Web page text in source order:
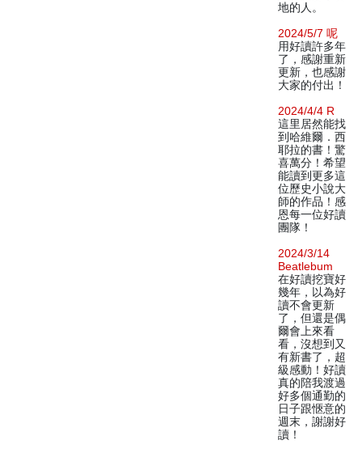
地的人。
2024/5/7 呢
用好讀許多年
了，感謝重新
更新，也感謝
大家的付出！
2024/4/4 R
這里居然能找
到哈維爾．西
耶拉的書！驚
喜萬分！希望
能讀到更多這
位歷史小說大
師的作品！感
恩每一位好讀
團隊！
2024/3/14
Beatlebum
在好讀挖寶好
幾年，以為好
讀不會更新
了，但還是偶
爾會上來看
看，沒想到又
有新書了，超
級感動！好讀
真的陪我渡過
好多個通勤的
日子跟愜意的
週末，謝謝好
讀！